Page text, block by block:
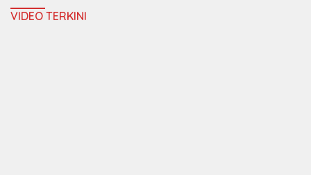
VIDEO TERKINI